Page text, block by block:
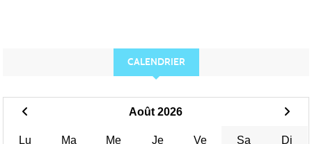
CALENDRIER
Août 2026
Lu Ma Me Je Ve Sa Di